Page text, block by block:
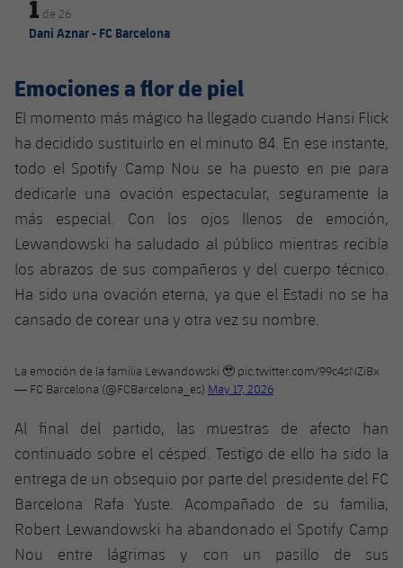
1 de 26
Dani Aznar - FC Barcelona
Emociones a flor de piel
El momento más mágico ha llegado cuando Hansi Flick
ha decidido sustituirlo en el minuto 84. En ese instante,
todo el Spotify Camp Nou se ha puesto en pie para
dedicarle una ovación espectacular, seguramente la
más especial. Con los ojos llenos de emoción,
Lewandowski ha saludado al público mientras recibía
los abrazos de sus compañeros y del cuerpo técnico.
Ha sido una ovación eterna, ya que el Estadi no se ha
cansado de corear una y otra vez su nombre.
La emoción de la familia Lewandowski 🥹 pic.twitter.com/99c4sNZiBx
— FC Barcelona (@FCBarcelona_es) May 17, 2026
Al final del partido, las muestras de afecto han
continuado sobre el césped. Testigo de ello ha sido la
entrega de un obsequio por parte del presidente del FC
Barcelona Rafa Yuste. Acompañado de su familia,
Robert Lewandowski ha abandonado el Spotify Camp
Nou entre lágrimas y con un pasillo de sus